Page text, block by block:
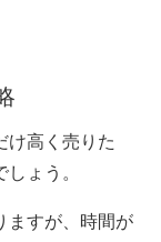
け高く売りた
ょう。
ますが、時間が